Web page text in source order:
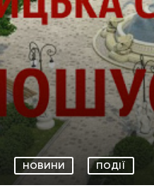
НОВИНИ ПОДІЇ